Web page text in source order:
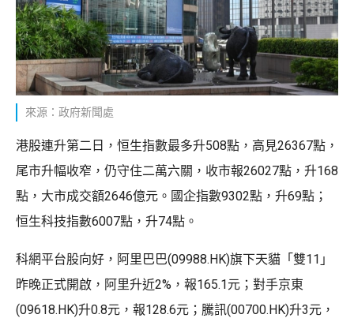
來源：政府新聞處
港股連升第二日，恒生指數最多升508點，高見26367點，
尾市升幅收窄，仍守住二萬六關，收市報26027點，升168
點，大市成交額2646億元。國企指數9302點，升69點；
恒生科技指數6007點，升74點。
科網平台股向好，阿里巴巴(09988.HK)旗下天貓「雙11」
昨晚正式開啟，阿里升近2%，報165.1元；對手京東
(09618.HK)升0.8元，報128.6元；騰訊(00700.HK)升3元，